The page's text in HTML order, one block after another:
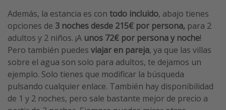
Además, la estancia es con todo incluido, abajo tienes
opciones de 3 noches desde 215€ por persona, para 2
adultos y 2 niños. ¡A unos 72€ por persona y noche!
Pero también puedes viajar en pareja, ya que las villas
sobre el agua son solo para adultos, te dejamos un
ejemplo. Solo tienes que modificar la búsqueda
pulsando cualquier enlace. También hay disponibilidad
de 1 y 2 noches, pero sale bastante mejor de precio a